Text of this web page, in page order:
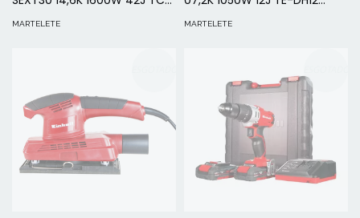
MARTELETE MARTELETE